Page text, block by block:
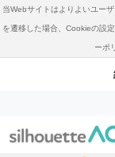
当Webサイトはよりよいユー
を遷移した場合、Cookieの設
ーポ